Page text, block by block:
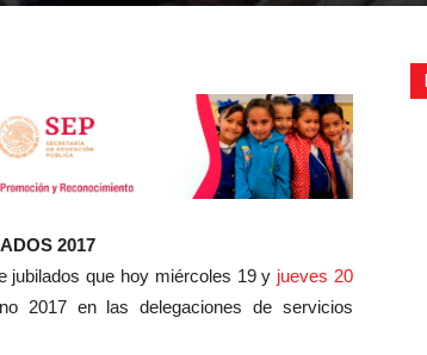
2017
jubilados que hoy miércoles 19 y jueves 20
2017 en las delegaciones de servicios